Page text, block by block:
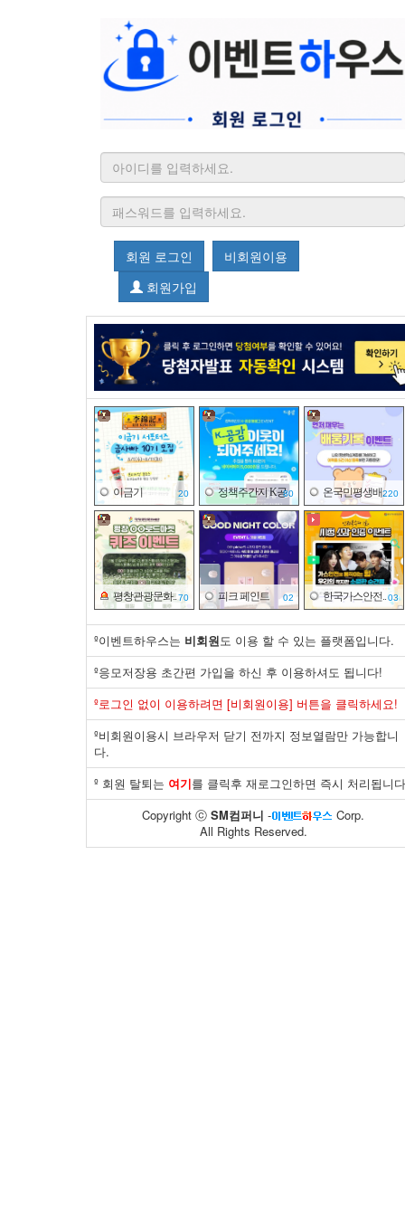
회원 로그인
비회원이용
회원가입
이금기 20 정책주간지 K공..80 온국민평생배..220
평창관광문화..70 피크 페인트 02 한국가스안전..03
바이유어 30 한국건강증진..50 면사랑 10
º이벤트하우스는 비회원도 이용 할 수 있는 플랫폼입니다.
º응모저장용 초간편 가입을 하신 후 이용하셔도 됩니다!
º로그인 없이 이용하려면 [비회원이용] 버튼을 클릭하세요!
º비회원이용시 브라우저 닫기 전까지 정보열람만 가능합니
다.
º 회원 탈퇴는 여기를 클릭후 재로그인하면 즉시 처리됩니
Copyright ⓒ SM컴퍼니 -
Corp.
All Rights Reserved.